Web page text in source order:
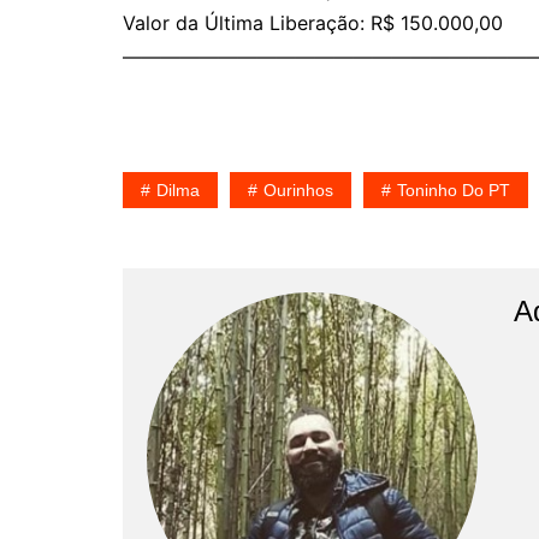
Valor da Última Liberação: R$ 150.000,00
Dilma Ourinhos Toninho Do PT